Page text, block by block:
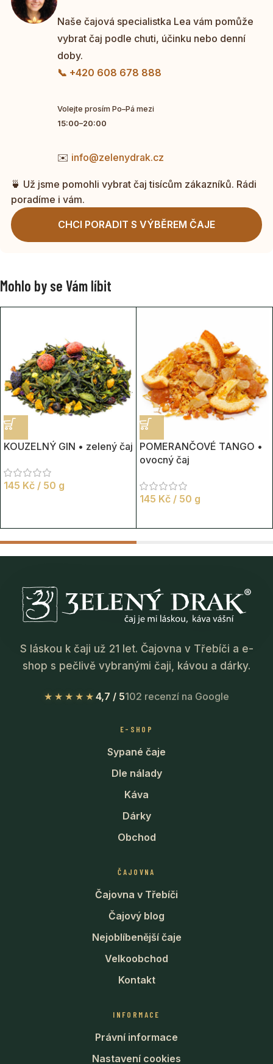
Naše čajová specialistka Lea vám pomůže
vybrat čaj podle chuti, účinku nebo denní
doby.
📞 +420 608 678 888
Volejte prosím Po–Pá mezi
15:00–20:00
✉️ info@zelenydrak.cz
🍵 Už jsme pomohli vybrat čaj tisícům zákazníků. Rádi
poradíme i vám.
CHCI PORADIT S VÝBĚREM ČAJE
Mohlo by se Vám líbit
KOUZELNÝ GIN • zelený čaj
145 Kč / 50 g
POMERANČOVÉ TANGO •
ovocný čaj
145 Kč / 50 g
S láskou k čaji už 21 let. Čajovna v Třebíči a e-
shop s pečlivě vybranými čaji, kávou a dárky.
★★★★★ 4,7 / 5102 recenzí na Google
E-SHOP
Sypané čaje
Dle nálady
Káva
Dárky
Obchod
ČAJOVNA
Čajovna v Třebíči
Čajový blog
Nejoblíbenější čaje
Velkoobchod
Kontakt
INFORMACE
Právní informace
Nastavení cookies